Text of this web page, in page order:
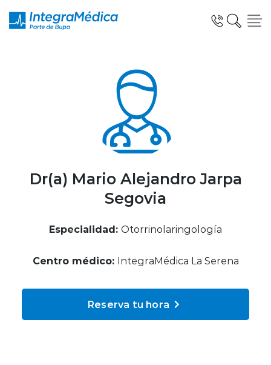
Especialidades y Servicios
Telemedicina Blua
Clínicas Dentales
Dr(a) Mario Alejandro Jarpa
Segovia
Especialidad: Otorrinolaringología
Centro médico: IntegraMédica La Serena
Reserva tu hora